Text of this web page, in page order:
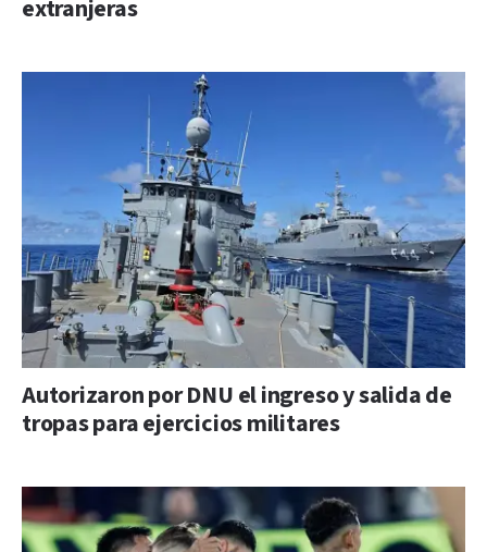
extranjeras
Autorizaron por DNU el ingreso y salida de
tropas para ejercicios militares